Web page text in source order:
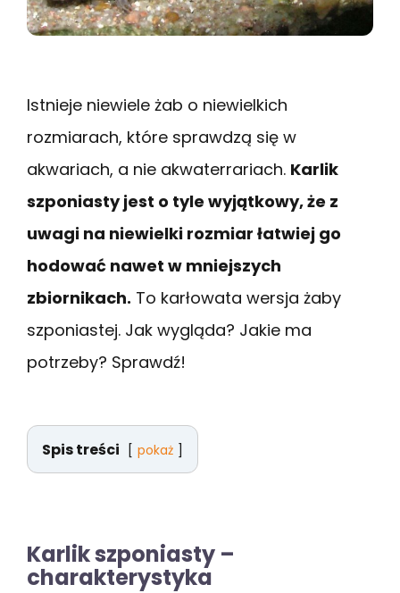
Istnieje niewiele żab o niewielkich
rozmiarach, które sprawdzą się w
akwariach, a nie akwaterrariach. Karlik
szponiasty jest o tyle wyjątkowy, że z
uwagi na niewielki rozmiar łatwiej go
hodować nawet w mniejszych
zbiornikach. To karłowata wersja żaby
szponiastej. Jak wygląda? Jakie ma
potrzeby? Sprawdź!
Spis treści pokaż
Karlik szponiasty –
charakterystyka